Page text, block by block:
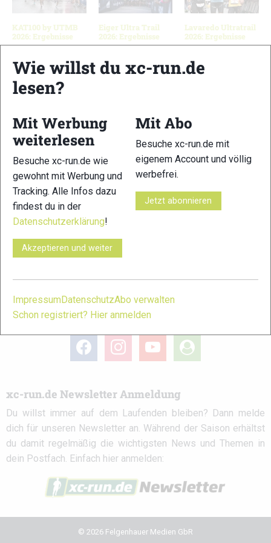
KAT100 by UTMB
2026: Ergebnisse
Eiger Ultra Trail
2026: Ergebnisse
Lavaredo Ultratrail
2026: Ergebnisse
Schreibe einen Kommentar
xc-run.de ist DAS deutschsprachige Trailrunning-Portal mit
aktuellen News aus der Szene, einer Traildatenbank,
-Community und allem was du sonst noch über
deine Lieblingssportart wissen solltest.
ObTrailrunning-Anfänger oder Profi-Sportler, wir haben
immer ein offenes Ohr für dich! Du kannst uns jederzeit über
dasKontaktformularerreichen.
xc-run.de in den sozialen Netzwerken
facebook instagram youtube
user-
circle
xc-run.de Newsletter Anmeldung
Du willst immer auf dem Laufenden bleiben? Dann melde
dich für unseren Newsletter an. Während der Saison erhältst
du damit regelmäßig die wichtigsten News und Themen in
dein Postfach. Einfach hier anmelden:
© 2026 Felgenhauer Medien GbR
Wie willst du xc-run.de
lesen?
Mit Werbung
weiterlesen
Besuche xc-run.de wie
gewohnt mit Werbung und
Tracking. Alle Infos dazu
findest du in der
Datenschutzerklärung!
Akzeptieren und weiter
Mit Abo
Besuche xc-run.de mit
eigenem Account und völlig
werbefrei.
Jetzt abonnieren
ImpressumDatenschutzAbo verwalten
Schon registriert? Hier anmelden